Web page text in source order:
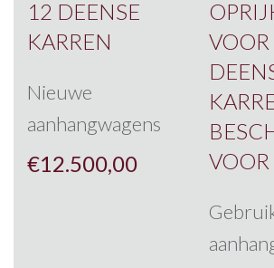
12 DEENSE
KARREN
Nieuwe
aanhangwagens
€12.500,00
VOOR